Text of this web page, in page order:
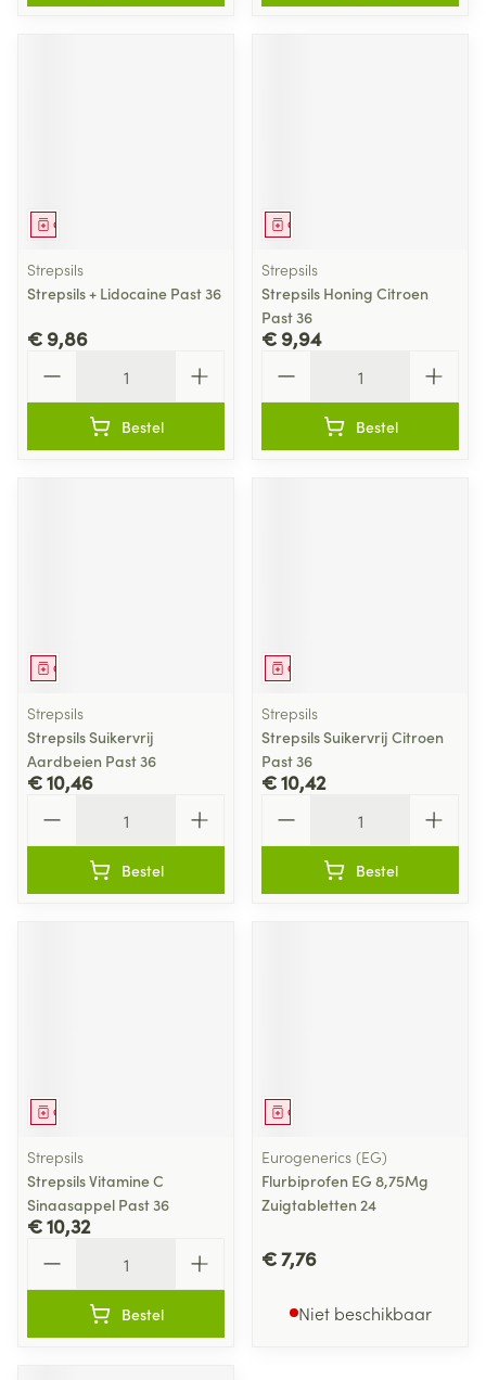
Geneesmiddel
Strepsils
Strepsils + Lidocaine Past 36
€ 9,86
Bestel
Geneesmiddel
Strepsils
Strepsils Honing Citroen
Past 36
€ 9,94
Bestel
Geneesmiddel
Strepsils
Strepsils Suikervrij
Aardbeien Past 36
€ 10,46
Bestel
Geneesmiddel
Strepsils
Strepsils Suikervrij Citroen
Past 36
€ 10,42
Bestel
Geneesmiddel
Strepsils
Strepsils Vitamine C
Sinaasappel Past 36
€ 10,32
Bestel
Geneesmiddel
Eurogenerics (EG)
Flurbiprofen EG 8,75Mg
Zuigtabletten 24
€ 7,76
Niet beschikbaar